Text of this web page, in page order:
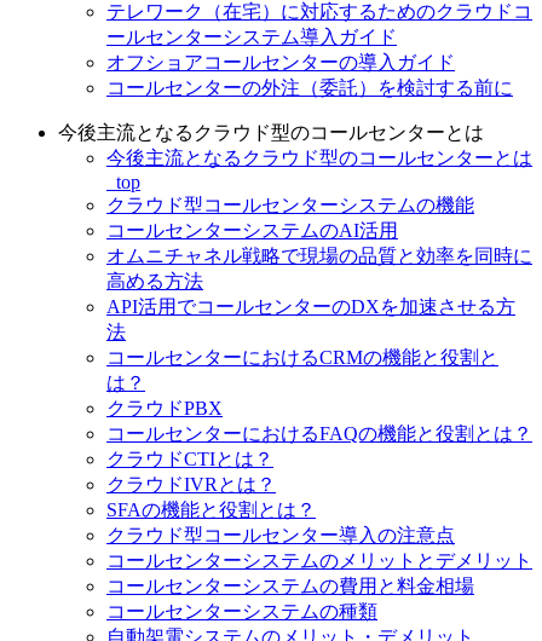
テレワーク（在宅）に対応するためのクラウドコ
ールセンターシステム導入ガイド
オフショアコールセンターの導入ガイド
コールセンターの外注（委託）を検討する前に
今後主流となるクラウド型のコールセンターとは
今後主流となるクラウド型のコールセンターとは
_top
クラウド型コールセンターシステムの機能
コールセンターシステムのAI活用
オムニチャネル戦略で現場の品質と効率を同時に
高める方法
API活用でコールセンターのDXを加速させる方
法
コールセンターにおけるCRMの機能と役割と
は？
クラウドPBX
コールセンターにおけるFAQの機能と役割とは？
クラウドCTIとは？
クラウドIVRとは？
SFAの機能と役割とは？
クラウド型コールセンター導入の注意点
コールセンターシステムのメリットとデメリット
コールセンターシステムの費用と料金相場
コールセンターシステムの種類
自動架電システムのメリット・デメリット